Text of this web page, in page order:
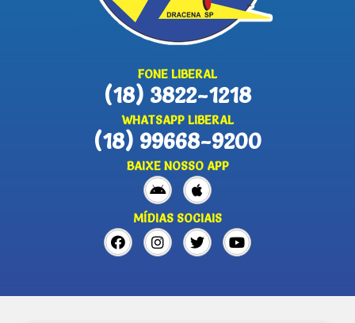
FONE LIBERAL
(18) 3822-1218
WHATSAPP LIBERAL
(18) 99668-9200
BAIXE NOSSO APP
MÍDIAS SOCIAIS